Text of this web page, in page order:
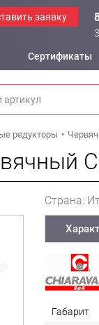
заявку
Сертификаты
редукторы
Страна:
Габарит